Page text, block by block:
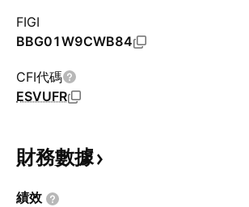
FIGI
BBG01W9CWB84
CFI代碼
ESVUFR
財務數據
績效